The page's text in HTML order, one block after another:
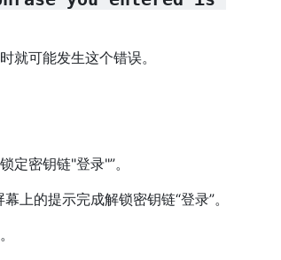
可能发生这个错误。
定密钥链"登录"”。
上的提示完成解锁密钥链“登录”。